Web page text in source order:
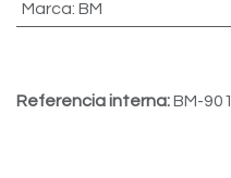
Marca: BM
Referencia interna:BM-901